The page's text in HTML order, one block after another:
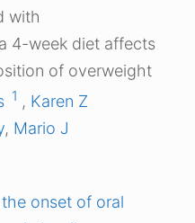
with
4-week diet affects
of overweight
1 , Karen Z
, Mario J
onset of oral